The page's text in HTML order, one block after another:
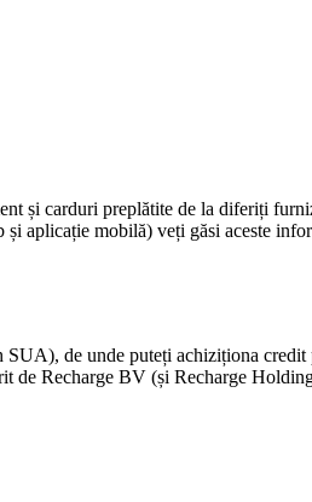
și carduri preplătite de la diferiți
aplicație mobilă) veți găsi aceste
de unde puteți achiziționa
de Recharge BV (și Recharge